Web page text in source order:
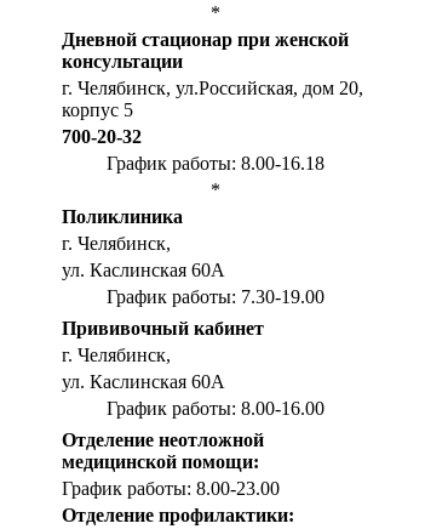
*
Дневной стационар при женской
консультации
г. Челябинск, ул.Российская, дом 20,
корпус 5
700-20-32
График работы: 8.00-16.18
*
Поликлиника
г. Челябинск,
ул. Каслинская 60А
График работы: 7.30-19.00
Прививочный кабинет
г. Челябинск,
ул. Каслинская 60А
График работы: 8.00-16.00
Отделение неотложной
медицинской помощи:
График работы: 8.00-23.00
Отделение профилактики: